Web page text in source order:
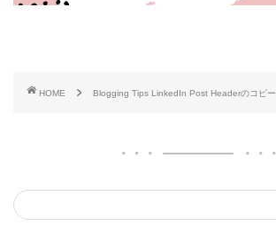
HOME Blogging Tips LinkedIn Post Headerのコピー